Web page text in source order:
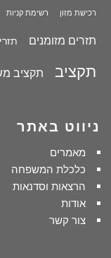
רכישת מזון רשימת קניות
תזרים מזומנים
תקציב תקציב
ניווט באתר
מאמרים
כלכלת המשפחה
הרצאות וסדנאות
אודות
צור קשר